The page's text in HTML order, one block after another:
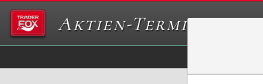
Aktien-Terminal